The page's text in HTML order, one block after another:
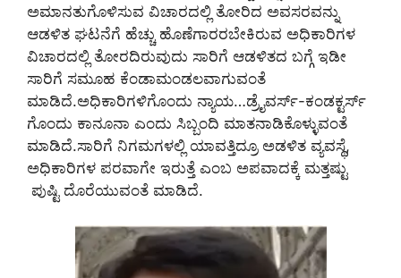
ಅಮಾನತುಗೊಳಿಸುವ ವಿಚಾರದಲ್ಲಿ ತೋರಿದ ಅವಸರವನ್ನು
ಆಡಳಿತ ಘಟನೆಗೆ ಹೆಚ್ಚು ಹೊಣೆಗಾರರಬೇಕಿರುವ ಅಧಿಕಾರಿಗಳ
ವಿಚಾರದಲ್ಲಿ ತೋರದಿರುವುದು ಸಾರಿಗೆ ಆಡಳಿತದ ಬಗ್ಗೆ ಇಡೀ
ಸಾರಿಗೆ ಸಮೂಹ ಕೆಂಡಾಮಂಡಲವಾಗುವಂತೆ
ಮಾಡಿದೆ.ಅಧಿಕಾರಿಗಳಿಗೊಂದು ನ್ಯಾಯ…ಡ್ರೈವರ್ಸ್-ಕಂಡಕ್ಟರ್ಸ್
ಗೊಂದು ಕಾನೂನಾ ಎಂದು ಸಿಬ್ಬಂದಿ ಮಾತನಾಡಿಕೊಳ್ಳುವಂತೆ
ಮಾಡಿದೆ.ಸಾರಿಗೆ ನಿಗಮಗಳಲ್ಲಿ ಯಾವತ್ತಿದ್ರೂ ಅಡಳಿತ ವ್ಯವಸ್ಥೆ,
ಅಧಿಕಾರಿಗಳ ಪರವಾಗೇ ಇರುತ್ತೆ ಎಂಬ ಅಪವಾದಕ್ಕೆ ಮತ್ತಷ್ಟು
ಪುಷ್ಟಿ ದೊರೆಯುವಂತೆ ಮಾಡಿದೆ.